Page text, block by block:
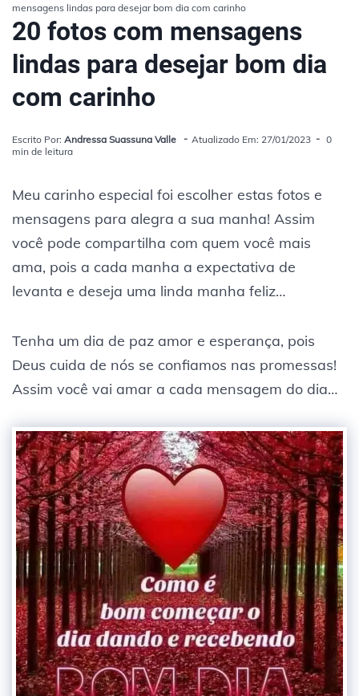
mensagens lindas para desejar bom dia com carinho
20 fotos com mensagens
lindas para desejar bom dia
com carinho
Escrito Por: Andressa Suassuna Valle Atualizado Em: 27/01/2023
0
min de leitura
Meu carinho especial foi escolher estas fotos e
mensagens para alegra a sua manha! Assim
você pode compartilha com quem você mais
ama, pois a cada manha a expectativa de
levanta e deseja uma linda manha feliz…
Tenha um dia de paz amor e esperança, pois
Deus cuida de nós se confiamos nas promessas!
Assim você vai amar a cada mensagem do dia…